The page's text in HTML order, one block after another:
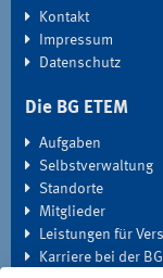
Kontakt
Impressum
Datenschutz
Die BG ETEM
Aufgaben
Selbstverwaltung
Standorte
Mitglieder
Leistungen für
Karriere bei der BG